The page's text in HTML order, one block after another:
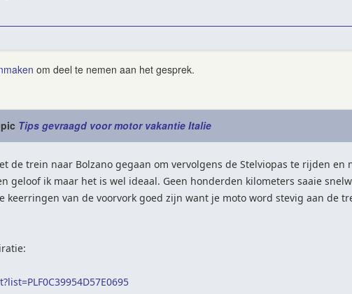
om deel te nemen aan het gesprek.
Tips gevraagd voor motor vakantie Italie
de trein naar Bolzano gegaan om vervolgens de Stelviopas te rijden en
geloof ik maar het is wel ideaal. Geen honderden kilometers saaie
keerringen van de voorvork goed zijn want je moto word stevig aan de